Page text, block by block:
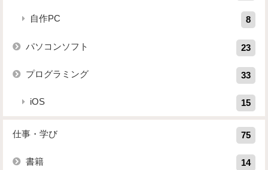
自作PC 8
パソコンソフト 23
プログラミング 33
iOS 15
仕事・学び 75
書籍 14